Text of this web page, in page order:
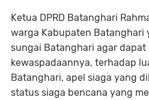
Ketua DPRD Batanghari
warga Kabupaten Batanghari
sungai Batanghari agar dapat
kewaspadaannya, terhadap
Batanghari, apel siaga yang
status siaga bencana yang